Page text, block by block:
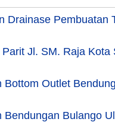
Drainase Pembuatan
Jl. SM. Raja Kota
Bottom Outlet
Bendungan Bulango